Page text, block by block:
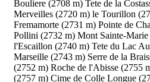
Bouliere (2708 m) Tete de la
Merveilles (2720 m) le Tourillon
Fremamorte (2731 m) Pointe de
Pollini (2732 m) Mont Sainte-
l'Escaillon (2740 m) Tete du Lac
Marseille (2743 m) Serre de la
(2752 m) Roche de l'Abisse (2755
(2757 m) Cime de Colle Longue